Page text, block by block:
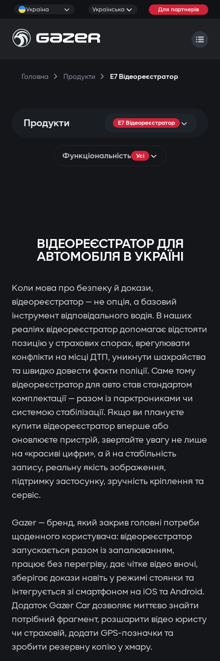
Україна Українська Для партнерів
Головна Продукти E7 Відеореєстратор
Продукти E7 Відеореєстратор
Функціональність Усі
ВІДЕОРЕЄСТРАТОР ДЛЯ
АВТОМОБІЛЯ В УКРАЇНІ
Коли мова про безпеку й докази,
відеореєстратор — не опція, а базовий
інструмент відповідального водія. В наших
реаліях відеореєстратор допомагає відстояти
позицію у страхових спорах, врегулювати
конфлікти на місці ДТП, уникнути шахрайства
та швидко довести факти поліції. Саме тому
відеореєстратор для авто став стандартом
комплектації — разом із парктрониками чи
системою стабілізації. Якщо ви плануєте
купити відеореєстратор вперше або
оновлюєте пристрій, звертайте увагу не лише
на «красиві цифри», а й на стабільність
запису, реальну якість зображення,
підтримку застосунку, зручність кріплення та
сервіс.
Gazer — бренд, який закрив головні потреби
щоденного користувача: відеореєстратор
запускається разом із запалюванням,
працює без перегріву, дає чітке відео вночі,
зберігає докази навіть у режимі стоянки та
інтегрується зі смартфоном на iOS та Android.
Додаток Gazer Car дозволяє миттєво знайти
потрібний фрагмент, розшарити відео юристу
чи страховій, додати GPS-позначки та
зробити резервну копію у хмару.